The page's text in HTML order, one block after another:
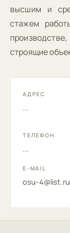
высшим и
стажем
строящие
АДРЕС
...
ТЕЛЕФОН
...
E-MAIL
osu-4@list.ru